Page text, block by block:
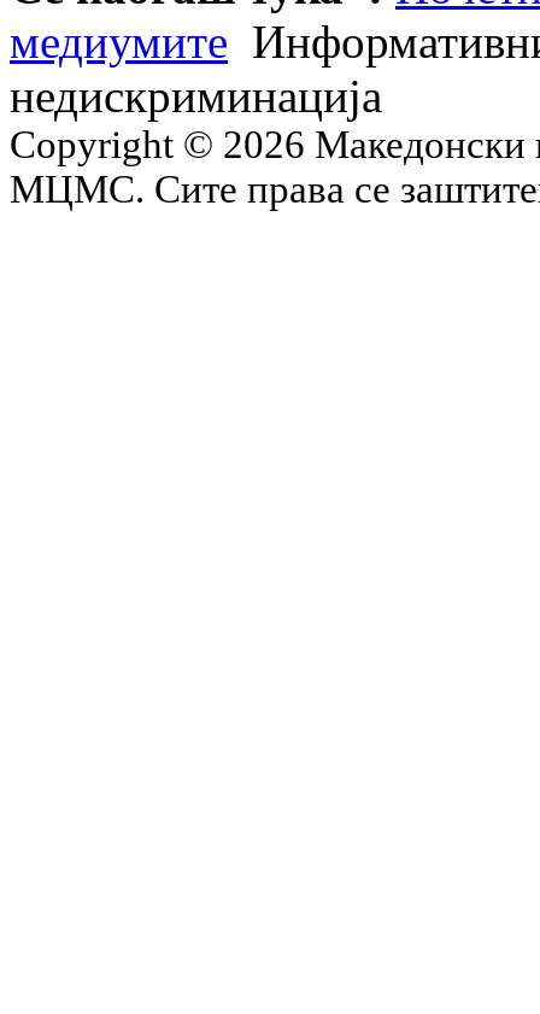
медиумите
недискриминација
Copyright © 2026 Македонски
МЦМС. Сите права се